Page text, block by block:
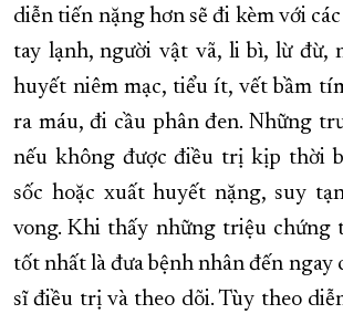
diễn tiến nặng hơn sẽ đi kèm với
tay lạnh, người vật vã, li bì, lừ đừ,
huyết niêm mạc, tiểu ít, vết bầm
ra máu, đi cầu phân đen. Những
nếu không được điều trị kịp thời
sốc hoặc xuất huyết nặng, suy
vong. Khi thấy những triệu chứng
tốt nhất là đưa bệnh nhân đến ngay
sĩ điều trị và theo dõi. Tùy theo